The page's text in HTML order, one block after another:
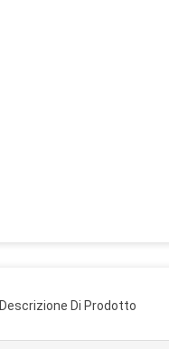
Descrizione Di Prodotto